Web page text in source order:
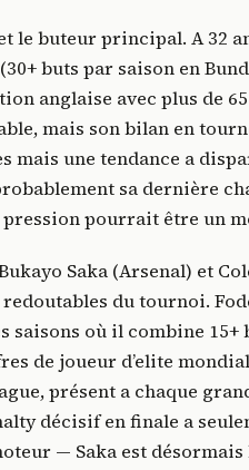
le buteur principal. A 32
buts par saison en
anglaise avec plus de
mais son bilan en
mais une tendance a
sa dernière
pourrait être un
Saka (Arsenal) et
du tournoi.
saisons où il combine 15+
de joueur d’elite
présent a chaque
décisif en finale a
— Saka est désormais